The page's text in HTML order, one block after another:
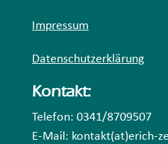
Impressum
Datenschutzerklärung
Kontakt:
Telefon: 0341/8709507
E-Mail: kontakt(at)erich-